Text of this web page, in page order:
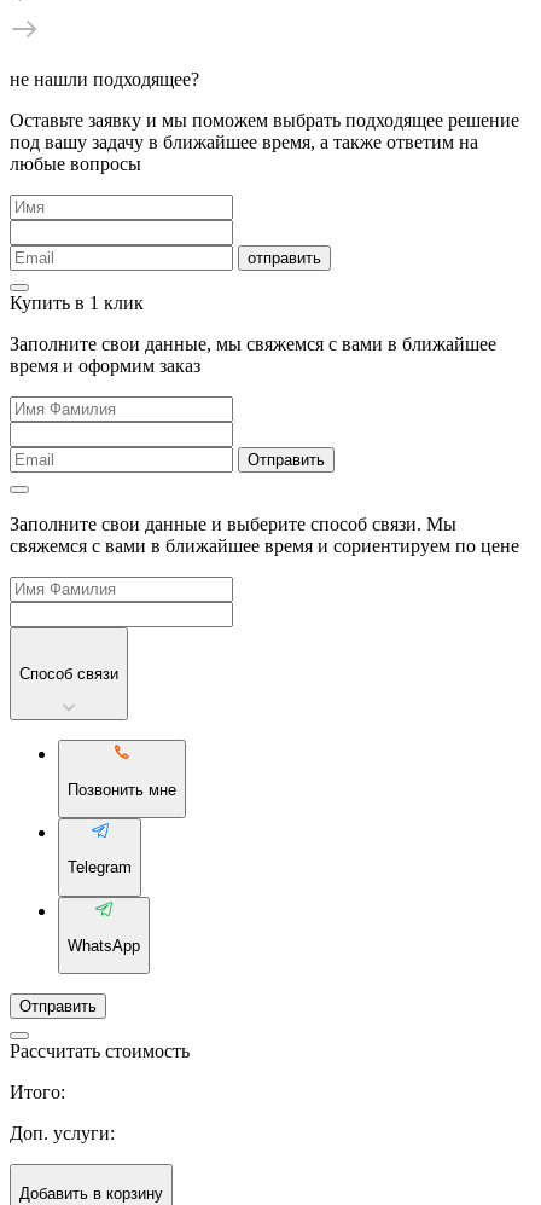
не нашли подходящее?
Оставьте заявку и мы поможем выбрать подходящее решение
под вашу задачу в ближайшее время, а также ответим на
любые вопросы
отправить
Купить в 1 клик
Заполните свои данные, мы свяжемся с вами в ближайшее
время и оформим заказ
Отправить
Заполните свои данные и выберите способ связи. Мы
свяжемся с вами в ближайшее время и сориентируем по цене
Способ связи
Позвонить мне
Telegram
WhatsApp
Отправить
Рассчитать стоимость
Итого:
Доп. услуги:
Добавить в корзину